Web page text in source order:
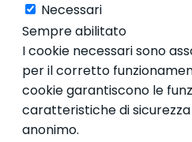
Necessari
Sempre abilitato
I cookie necessari sono
per il corretto
cookie garantiscono le
caratteristiche di
anonimo.